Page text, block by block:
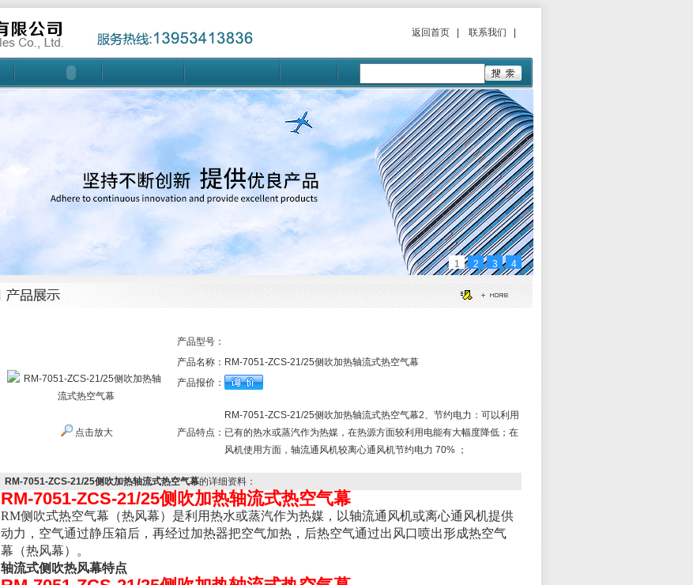
返回首页| 联系我们
1 2 3 4
点击放大
产品型号：
产品名称： RM-7051-ZCS-21/25侧吹加热轴流式热空气幕
产品报价：
产品特点：
RM-7051-ZCS-21/25侧吹加热轴流式热空气幕2、节约电力：可以利用
已有的热水或蒸汽作为热媒，在热源方面较利用电能有大幅度降低；在
风机使用方面，轴流通风机较离心通风机节约电力 70% ；
RM-7051-ZCS-21/25侧吹加热轴流式热空气幕的详细资料：
RM-7051-ZCS-21/25侧吹加热轴流式热空气幕
RM侧吹式热空气幕（热风幕）是利用热水或蒸汽作为热媒，以轴流通风机或离心通风机提供
动力，空气通过静压箱后，再经过加热器把空气加热，后热空气通过出风口喷出形成热空气
幕（热风幕）。
轴流式侧吹热风幕特点